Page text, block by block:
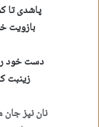
پاشدی تا
بازویت
دست خود را
زینبت
نان نپز